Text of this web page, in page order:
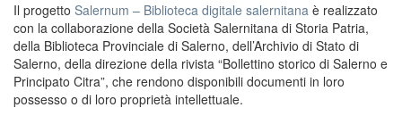
Il progetto Salernum – Biblioteca digitale salernitana è realizzato
con la collaborazione della Società Salernitana di Storia Patria,
della Biblioteca Provinciale di Salerno, dell’Archivio di Stato di
Salerno, della direzione della rivista “Bollettino storico di Salerno e
Principato Citra”, che rendono disponibili documenti in loro
possesso o di loro proprietà intellettuale.